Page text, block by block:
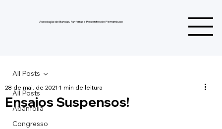
Associação de Bandas, Fanfarras e Regentes de Pernambuco
All Posts
Abanfolia
Congresso
All Posts
Ensaios Suspensos!
28 de mai. de 20211 min de leitura